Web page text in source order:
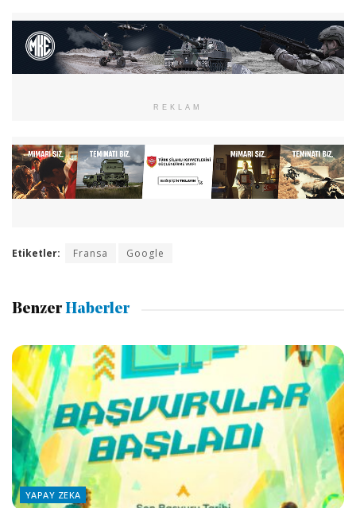
REKLAM
Etiketler: Fransa Google
Benzer Haberler
YAPAY ZEKA